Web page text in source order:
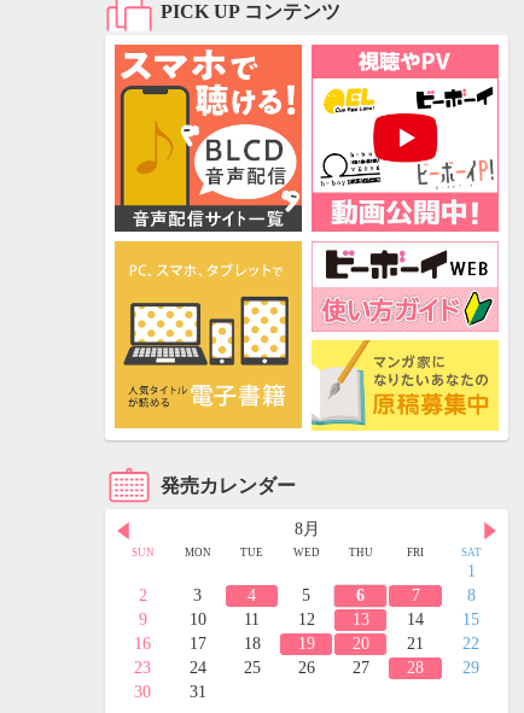
PICK UP コンテンツ
発売カレンダー
8月
SUN MON TUE WED THU FRI SAT
1
2
3 4 5 6 7
8
9
10 11 12 13 14
15
16
17 18 19 20 21
22
23
24 25 26 27 28
29
30
31